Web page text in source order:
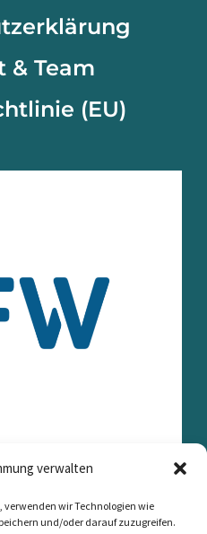
verwalten
verwenden wir Technologien wie
und/oder darauf zuzugreifen.
& Team
(EU)